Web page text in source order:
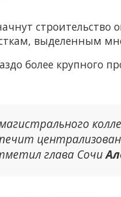
выделенным
более крупного
глава Сочи